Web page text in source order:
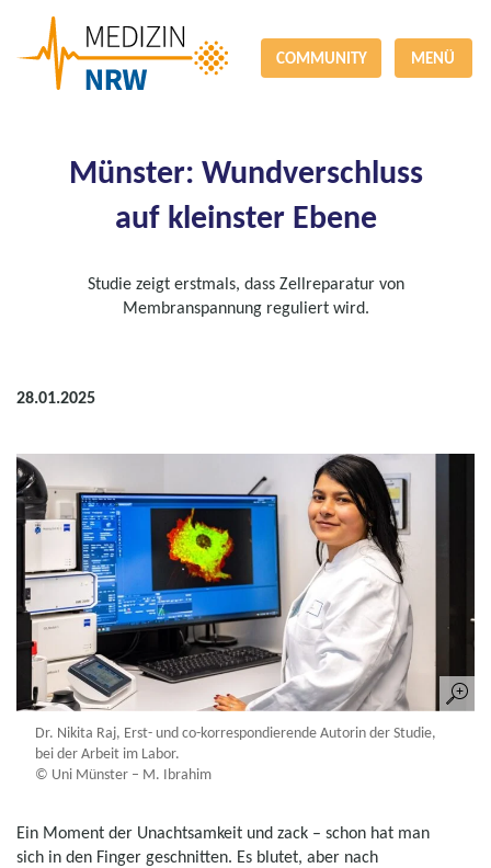
COMMUNITY MENÜ
Münster: Wundverschluss
auf kleinster Ebene
Studie zeigt erstmals, dass Zellreparatur von
Membranspannung reguliert wird.
28.01.2025
Dr. Nikita Raj, Erst- und co-korrespondierende Autorin der Studie,
bei der Arbeit im Labor.
© Uni Münster – M. Ibrahim
Ein Moment der Unachtsamkeit und zack – schon hat man
sich in den Finger geschnitten. Es blutet, aber nach